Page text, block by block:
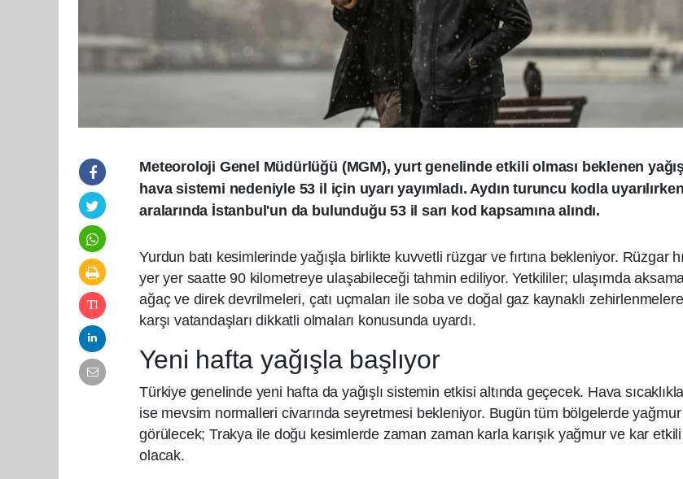
Meteoroloji Genel Müdürlüğü (MGM), yurt genelinde etkili olması beklenen
hava sistemi nedeniyle 53 il için uyarı yayımladı. Aydın turuncu kodla
aralarında İstanbul'un da bulunduğu 53 il sarı kod kapsamına alındı.
Yurdun batı kesimlerinde yağışla birlikte kuvvetli rüzgar ve fırtına bekleniyor. Rüzgar
yer yer saatte 90 kilometreye ulaşabileceği tahmin ediliyor. Yetkililer; ulaşımda
ağaç ve direk devrilmeleri, çatı uçmaları ile soba ve doğal gaz kaynaklı zehirlenmelere
karşı vatandaşları dikkatli olmaları konusunda uyardı.
Yeni hafta yağışla başlıyor
Türkiye genelinde yeni hafta da yağışlı sistemin etkisi altında geçecek. Hava
ise mevsim normalleri civarında seyretmesi bekleniyor. Bugün tüm bölgelerde yağmur
görülecek; Trakya ile doğu kesimlerde zaman zaman karla karışık yağmur ve kar etkili
olacak.